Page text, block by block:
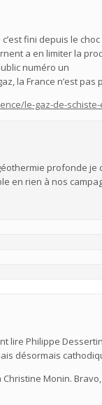
fini depuis le
a en limiter la
numéro un
la France n’est
le-gaz-de-schiste-
profonde
en rien à nos
lire Philippe
désormais
Monin.